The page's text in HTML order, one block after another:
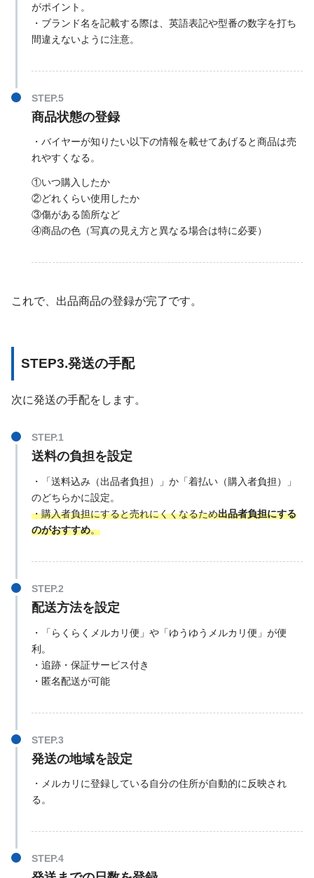
がポイント。
・ブランド名を記載する際は、英語表記や型番の数字を打ち
間違えないように注意。
商品状態の登録
・バイヤーが知りたい以下の情報を載せてあげると商品は売
れやすくなる。
①いつ購入したか
②どれくらい使用したか
③傷がある箇所など
④商品の色（写真の見え方と異なる場合は特に必要）
これで、出品商品の登録が完了です。
STEP3.発送の手配
次に発送の手配をします。
送料の負担を設定
・「送料込み（出品者負担）」か「着払い（購入者負担）」
のどちらかに設定。
・購入者負担にすると売れにくくなるため出品者負担にする
のがおすすめ。
配送方法を設定
・「らくらくメルカリ便」や「ゆうゆうメルカリ便」が便
利。
・追跡・保証サービス付き
・匿名配送が可能
発送の地域を設定
・メルカリに登録している自分の住所が自動的に反映され
る。